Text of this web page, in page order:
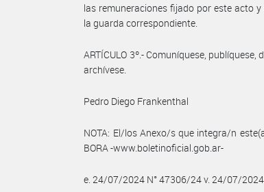
las remuneraciones fijado por este acto
la guarda correspondiente.
ARTÍCULO 3º.- Comuníquese,
archívese.
Pedro Diego Frankenthal
NOTA: El/los Anexo/s que integra/n
BORA -www.boletinoficial.gob.ar-
e. 24/07/2024 N° 47306/24 v. 24/07/2024